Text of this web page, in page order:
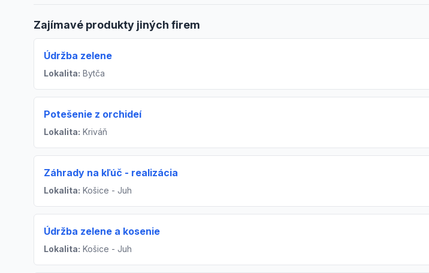
Zajímavé produkty jiných firem
Údržba zelene
Lokalita: Bytča
Potešenie z orchideí
Lokalita: Kriváň
Záhrady na kľúč - realizácia
Lokalita: Košice - Juh
Údržba zelene a kosenie
Lokalita: Košice - Juh